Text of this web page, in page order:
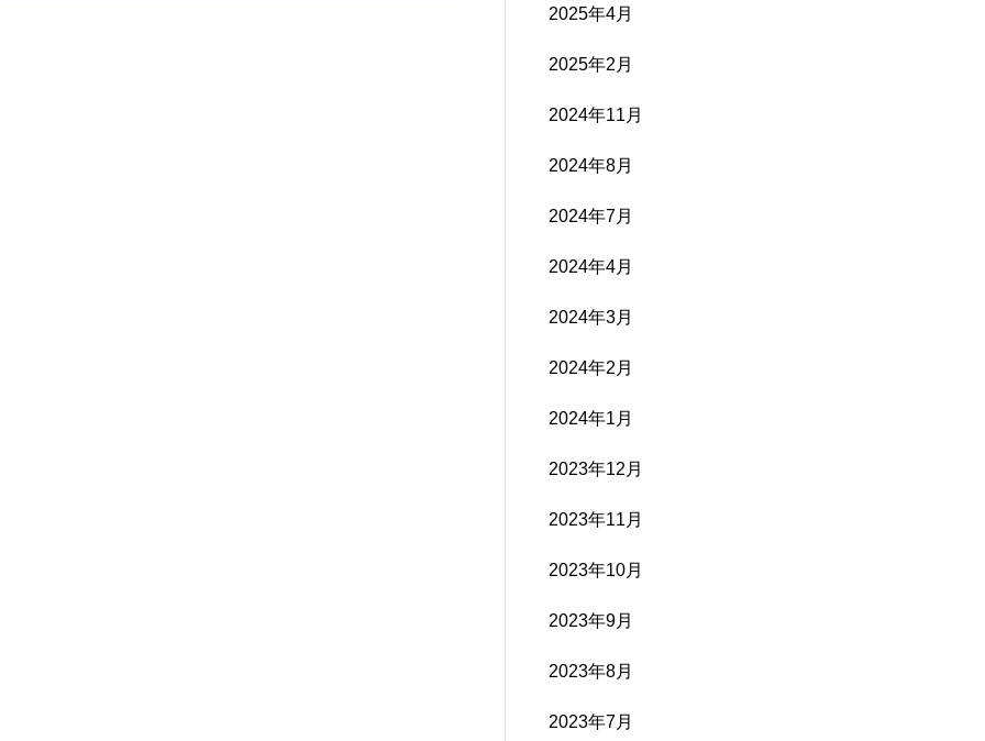
2025年4月
2025年2月
2024年11月
2024年8月
2024年7月
2024年4月
2024年3月
2024年2月
2024年1月
2023年12月
2023年11月
2023年10月
2023年9月
2023年8月
2023年7月